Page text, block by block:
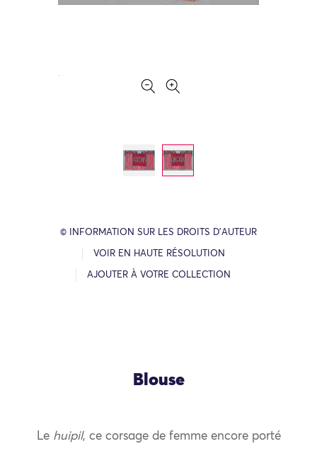
© INFORMATION SUR LES DROITS D’AUTEUR
VOIR EN HAUTE RÉSOLUTION
AJOUTER À VOTRE COLLECTION
Blouse
Le huipil, ce corsage de femme encore porté